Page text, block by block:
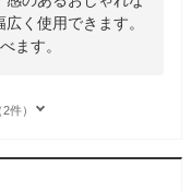
く使用できます。
ます。
件）